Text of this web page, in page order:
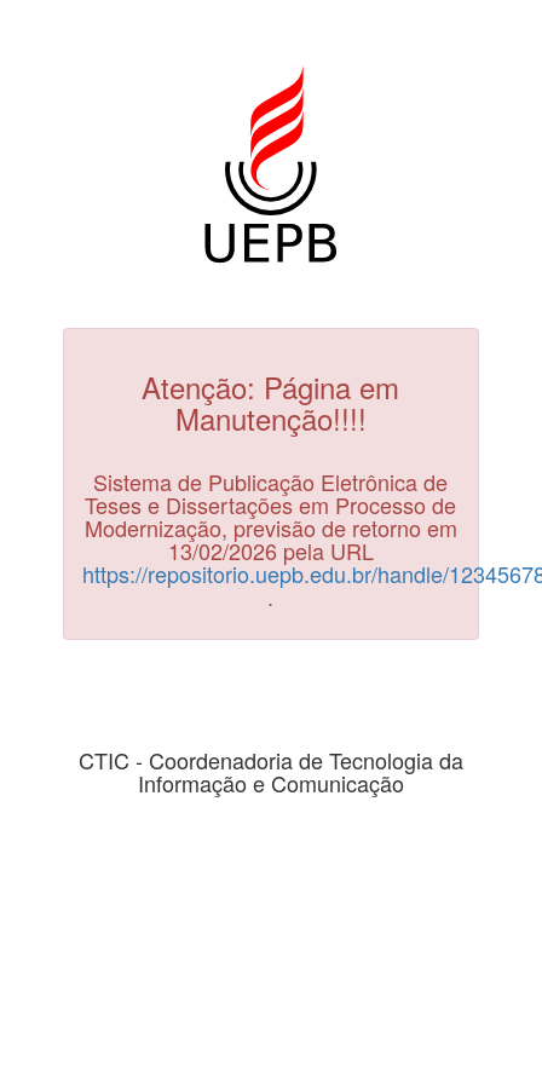
Atenção: Página em
Manutenção!!!!
Sistema de Publicação Eletrônica de
Teses e Dissertações em Processo de
Modernização, previsão de retorno em
13/02/2026 pela URL
https://repositorio.uepb.edu.br/handle/
.
CTIC - Coordenadoria de Tecnologia da
Informação e Comunicação